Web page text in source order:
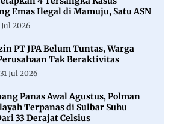
Emas Ilegal di Mamuju, Satu ASN
Jul 2026
PT JPA Belum Tuntas, Warga
Tak Beraktivitas
31 Jul 2026
Panas Awal Agustus, Polman
Terpanas di Sulbar Suhu
33 Derajat Celsius